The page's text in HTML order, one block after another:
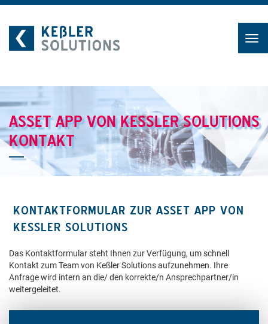
content
ASSET APP VON KESSLER SOLUTIONS
KONTAKT
KONTAKTFORMULAR ZUR ASSET APP VON
KESSLER SOLUTIONS
Das Kontaktformular steht Ihnen zur Verfügung, um schnell
Kontakt zum Team von Keßler Solutions aufzunehmen. Ihre
Anfrage wird intern an die/ den korrekte/n Ansprechpartner/in
weitergeleitet.